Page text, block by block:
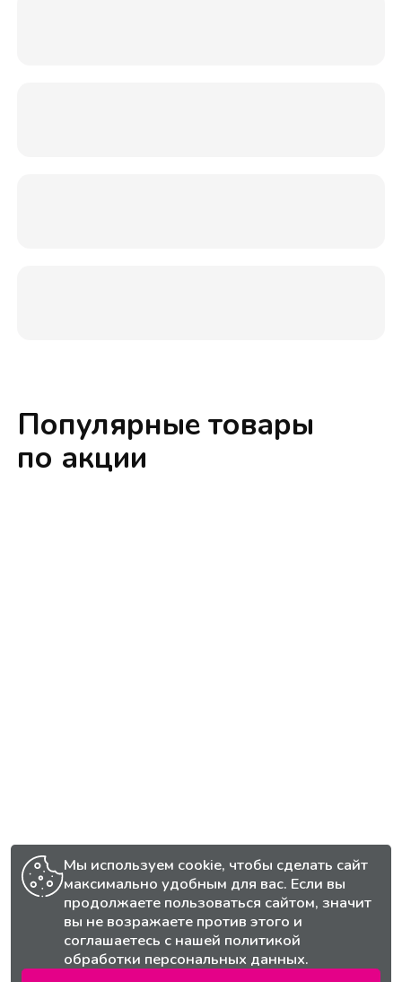
Популярные товары
по акции
Мы используем cookie, чтобы сделать сайт
максимально удобным для вас. Если вы
продолжаете пользоваться сайтом, значит
вы не возражаете против этого и
соглашаетесь с нашей политикой
обработки персональных данных.